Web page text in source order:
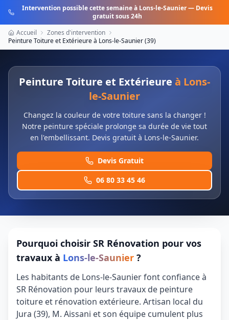
Intervention possible cette semaine à Lons-le-Saunier— Devis
gratuit sous 24h
Accueil
Zones d'intervention
Peinture Toiture et Extérieureà Lons-le-Saunier(39)
Peinture Toiture et Extérieure à Lons-
le-Saunier
Changez la couleur de votre toiture sans la changer !
Notre peinture spéciale prolonge sa durée de vie tout
en l'embellissant. Devis gratuit à Lons-le-Saunier.
Devis Gratuit
06 80 33 45 46
Pourquoi choisir SR Rénovation pour vos
travaux à Lons-le-Saunier ?
Les habitants de Lons-le-Saunier font confiance à
SR Rénovation pour leurs travaux de peinture
toiture et rénovation extérieure. Artisan local du
Jura (39), M. Aissani et son équipe cumulent plus